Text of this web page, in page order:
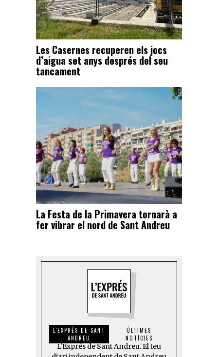
Les Casernes recuperen els jocs
d’aigua set anys després del seu
tancament
La Festa de la Primavera tornarà a
fer vibrar el nord de Sant Andreu
L'EXPRÉS DE SANT
ANDREU
ÚLTIMES
NOTÍCIES
L'Exprés de Sant Andreu. El teu